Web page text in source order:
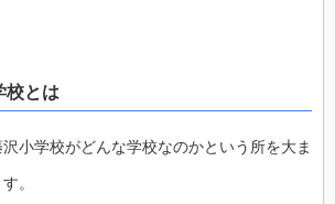
校とは
小学校がどんな学校なのかという所を大ま
。